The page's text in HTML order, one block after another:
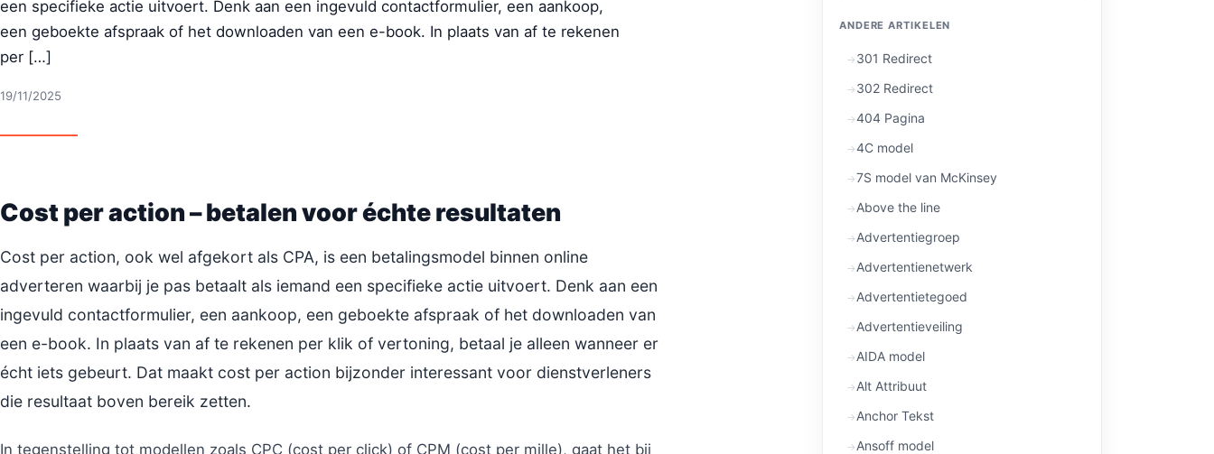
een specifieke actie uitvoert. Denk aan een ingevuld contactformulier, een aankoop,
een geboekte afspraak of het downloaden van een e-book. In plaats van af te rekenen
per […]
19/11/2025
Cost per action – betalen voor échte resultaten
Cost per action, ook wel afgekort als CPA, is een betalingsmodel binnen online
adverteren waarbij je pas betaalt als iemand een specifieke actie uitvoert. Denk aan een
ingevuld contactformulier, een aankoop, een geboekte afspraak of het downloaden van
een e-book. In plaats van af te rekenen per klik of vertoning, betaal je alleen wanneer er
écht iets gebeurt. Dat maakt cost per action bijzonder interessant voor dienstverleners
die resultaat boven bereik zetten.
In tegenstelling tot modellen zoals CPC (cost per click) of CPM (cost per mille), gaat het bij
ANDERE ARTIKELEN
301 Redirect
302 Redirect
404 Pagina
4C model
7S model van McKinsey
Above the line
Advertentiegroep
Advertentienetwerk
Advertentietegoed
Advertentieveiling
AIDA model
Alt Attribuut
Anchor Tekst
Ansoff model